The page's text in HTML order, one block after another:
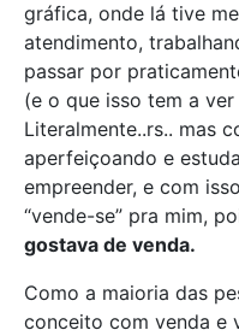
gráfica, onde lá tive
atendimento,
passar por
(e o que isso tem a
Literalmente..rs.. mas
aperfeiçoando e
empreender, e com
“vende-se” pra mim,
gostava de venda.
Como a maioria das
conceito com venda e